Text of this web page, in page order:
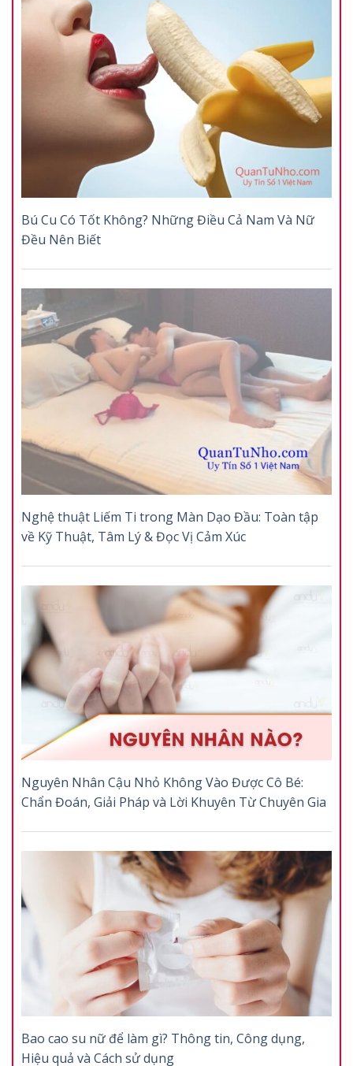
Bú Cu Có Tốt Không? Những Điều Cả Nam Và Nữ
Đều Nên Biết
Nghệ thuật Liếm Ti trong Màn Dạo Đầu: Toàn tập
về Kỹ Thuật, Tâm Lý & Đọc Vị Cảm Xúc
Nguyên Nhân Cậu Nhỏ Không Vào Được Cô Bé:
Chẩn Đoán, Giải Pháp và Lời Khuyên Từ Chuyên Gia
Bao cao su nữ để làm gì? Thông tin, Công dụng,
Hiệu quả và Cách sử dụng